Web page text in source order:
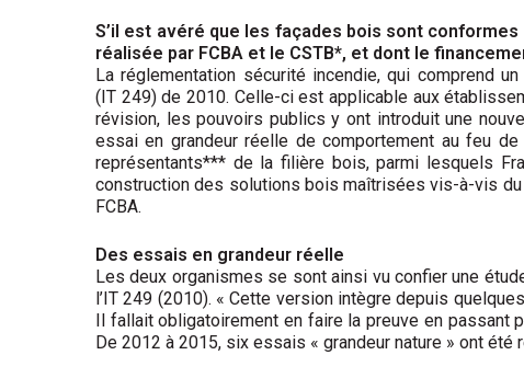
S’il est avéré que les façades bois sont
réalisée par FCBA et le CSTB*, et dont le
La réglementation sécurité incendie, qui comprend
(IT 249) de 2010. Celle-ci est applicable aux
révision, les pouvoirs publics y ont introduit une
essai en grandeur réelle de comportement au feu
représentants*** de la filière bois, parmi lesquels
construction des solutions bois maîtrisées vis-à-vis
FCBA.
Des essais en grandeur réelle
Les deux organismes se sont ainsi vu confier une
l’IT 249 (2010). « Cette version intègre depuis
Il fallait obligatoirement en faire la preuve en passant
De 2012 à 2015, six essais « grandeur nature » ont